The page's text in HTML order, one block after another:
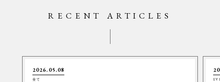
RECENT ARTICLES
2026.05.08
全て